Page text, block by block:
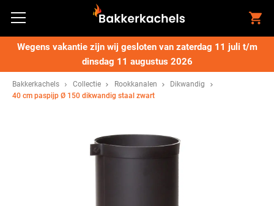
Wegens vakantie zijn wij gesloten van zaterdag 11 juli t/m
dinsdag 11 augustus 2026
Bakkerkachels Collectie Rookkanalen
Dikwandig
40 cm paspijp Ø 150 dikwandig staal zwart